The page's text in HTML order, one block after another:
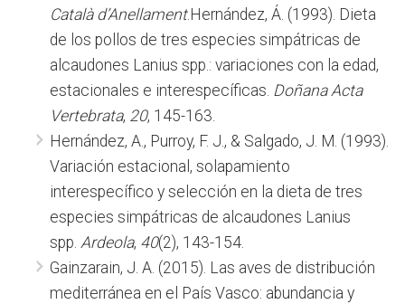
Català d’Anellament.Hernández, Á. (1993). Dieta
de los pollos de tres especies simpátricas de
alcaudones Lanius spp.: variaciones con la edad,
estacionales e interespecíficas. Doñana Acta
Vertebrata, 20, 145-163.
Hernández, A., Purroy, F. J., & Salgado, J. M. (1993).
Variación estacional, solapamiento
interespecífico y selección en la dieta de tres
especies simpátricas de alcaudones Lanius
spp. Ardeola, 40(2), 143-154.
Gainzarain, J. A. (2015). Las aves de distribución
mediterránea en el País Vasco: abundancia y